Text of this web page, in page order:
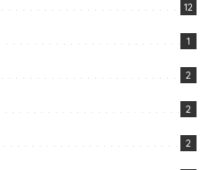
12
1
2
2
2